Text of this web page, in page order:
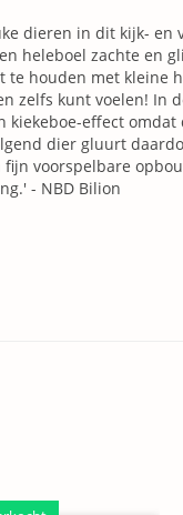
dieren in dit kijk- en
heleboel zachte en
te houden met kleine
zelfs kunt voelen! In
effect
dier gluurt
voorspelbare
- NBD Bilion